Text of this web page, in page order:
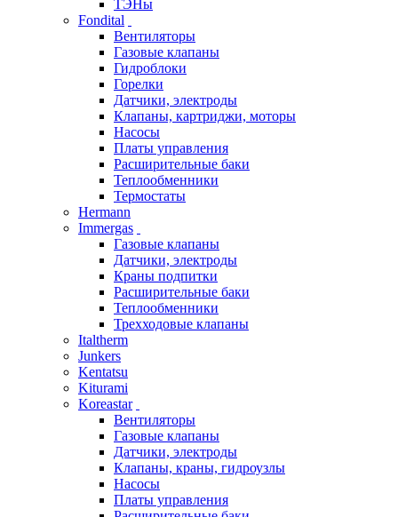
ТЭНы
Fondital
Вентиляторы
Газовые клапаны
Гидроблоки
Горелки
Датчики, электроды
Клапаны, картриджи, моторы
Насосы
Платы управления
Расширительные баки
Теплообменники
Термостаты
Hermann
Immergas
Газовые клапаны
Датчики, электроды
Краны подпитки
Расширительные баки
Теплообменники
Трехходовые клапаны
Italtherm
Junkers
Kentatsu
Kiturami
Koreastar
Вентиляторы
Газовые клапаны
Датчики, электроды
Клапаны, краны, гидроузлы
Насосы
Платы управления